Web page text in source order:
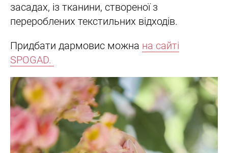
засадах, із тканини, створеної з
перероблених текстильних відходів.
Придбати дармовис можна на сайті
SPOGAD.